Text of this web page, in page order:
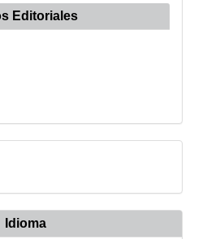
Editoriales
Idioma